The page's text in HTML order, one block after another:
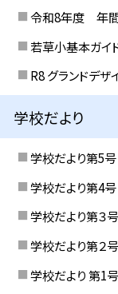
令和8年度 年
若草小基本ガイ
R8 グランドデザ
学校だより
学校だより第5号
学校だより第4号
学校だより第３号
学校だより第２号
学校だより 第1号